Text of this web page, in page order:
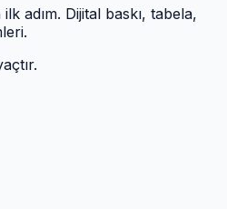
adım. Dijital baskı, tabela,